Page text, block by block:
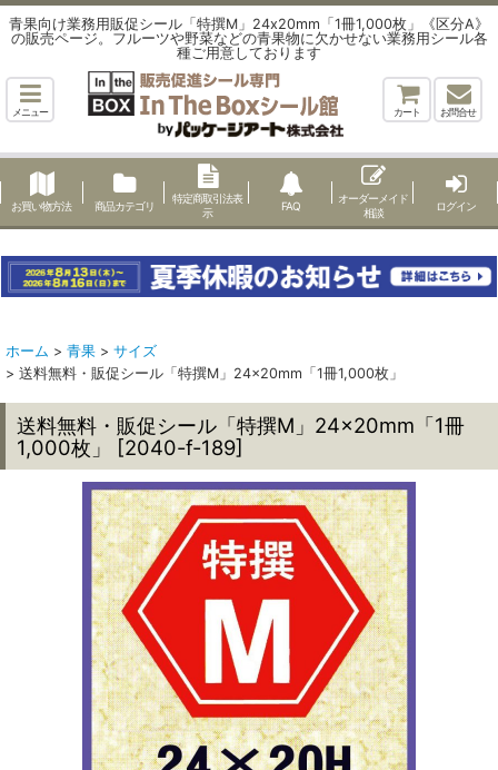
青果向け業務用販促シール「特撰M」24x20mm「1冊1,000枚」《区分A》
の販売ページ。フルーツや野菜などの青果物に欠かせない業務用シール各
種ご用意しております
メニュー カート お問合せ
お買い物方法 商品カテゴリ
特定商取引法表
示
FAQ
オーダーメイド
相談
ログイン
ホーム > 青果 > サイズ
> 送料無料・販促シール「特撰M」24×20mm「1冊1,000枚」
送料無料・販促シール「特撰M」24×20mm「1冊
1,000枚」
[2040-f-189]